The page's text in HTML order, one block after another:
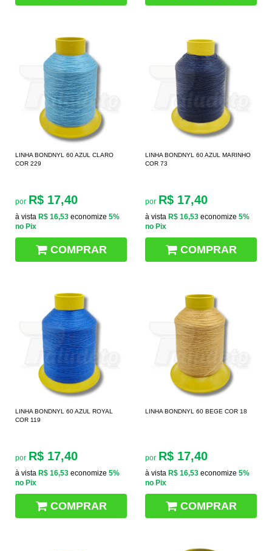
LINHA BONDNYL 60 AZUL CLARO
COR 229
por R$ 17,40
à vista R$ 16,53 economize 5%
no Pix
COMPRAR
LINHA BONDNYL 60 AZUL MARINHO
COR 73
por R$ 17,40
à vista R$ 16,53 economize 5%
no Pix
COMPRAR
LINHA BONDNYL 60 AZUL ROYAL
COR 119
por R$ 17,40
à vista R$ 16,53 economize 5%
no Pix
COMPRAR
LINHA BONDNYL 60 BEGE COR 18
por R$ 17,40
à vista R$ 16,53 economize 5%
no Pix
COMPRAR